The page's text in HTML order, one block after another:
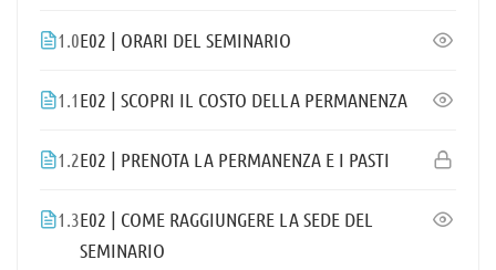
1.0E02 | ORARI DEL SEMINARIO
1.1E02 | SCOPRI IL COSTO DELLA PERMANENZA
1.2E02 | PRENOTA LA PERMANENZA E I PASTI
1.3E02 | COME RAGGIUNGERE LA SEDE DEL
SEMINARIO